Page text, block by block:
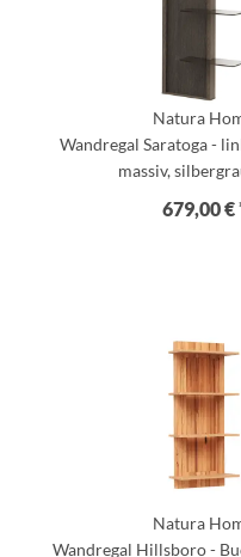
Natura
Wandregal Saratoga -
massiv,
679,00 €
Natura
Wandregal Hillsboro -